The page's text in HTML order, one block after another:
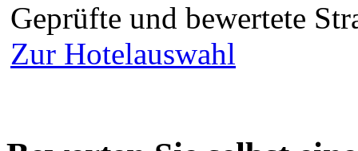
Geprüfte und bewertete
Zur Hotelauswahl